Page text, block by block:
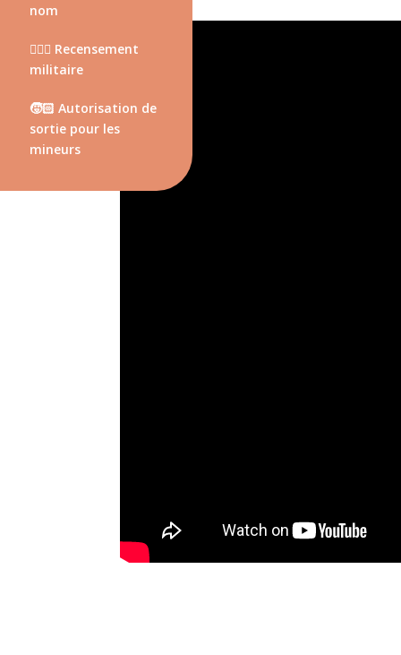
nom
💂🏻‍♂️ Recensement
militaire
🧒🏻 Autorisation de
sortie pour les
mineurs